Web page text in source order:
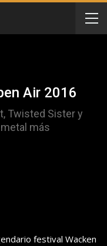
Air 2016
Twisted Sister y
más
festival Wacken